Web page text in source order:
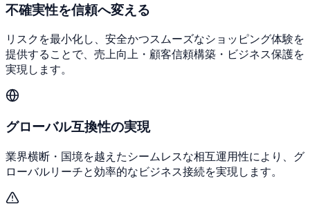
不確実性を信頼へ変える
リスクを最小化し、安全かつスムーズなショッピング体験を
提供することで、売上向上・顧客信頼構築・ビジネス保護を
実現します。
グローバル互換性の実現
業界横断・国境を越えたシームレスな相互運用性により、グ
ローバルリーチと効率的なビジネス接続を実現します。